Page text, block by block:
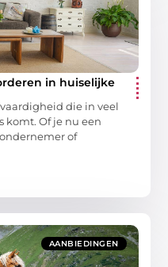
in huiselijke
die in veel
komt. Of je nu een
of
AANBIEDINGEN